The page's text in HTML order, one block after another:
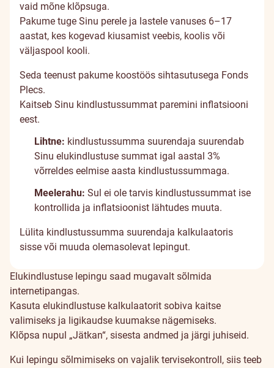
vaid mõne klõpsuga.
Pakume tuge Sinu perele ja lastele vanuses 6–17
aastat, kes kogevad kiusamist veebis, koolis või
väljaspool kooli.
Seda teenust pakume koostöös sihtasutusega Fonds
Plecs.
Kaitseb Sinu kindlustussummat paremini inflatsiooni
eest.
Lihtne: kindlustussumma suurendaja suurendab
Sinu elukindlustuse summat igal aastal 3%
võrreldes eelmise aasta kindlustussummaga.
Meelerahu: Sul ei ole tarvis kindlustussummat ise
kontrollida ja inflatsioonist lähtudes muuta.
Lülita kindlustussumma suurendaja kalkulaatoris
sisse või muuda olemasolevat lepingut.
Elukindlustuse lepingu saad mugavalt sõlmida
internetipangas.
Kasuta elukindlustuse kalkulaatorit sobiva kaitse
valimiseks ja ligikaudse kuumakse nägemiseks.
Klõpsa nupul „Jätkan“, sisesta andmed ja järgi juhiseid.
Kui lepingu sõlmimiseks on vajalik tervisekontroll, siis teeb